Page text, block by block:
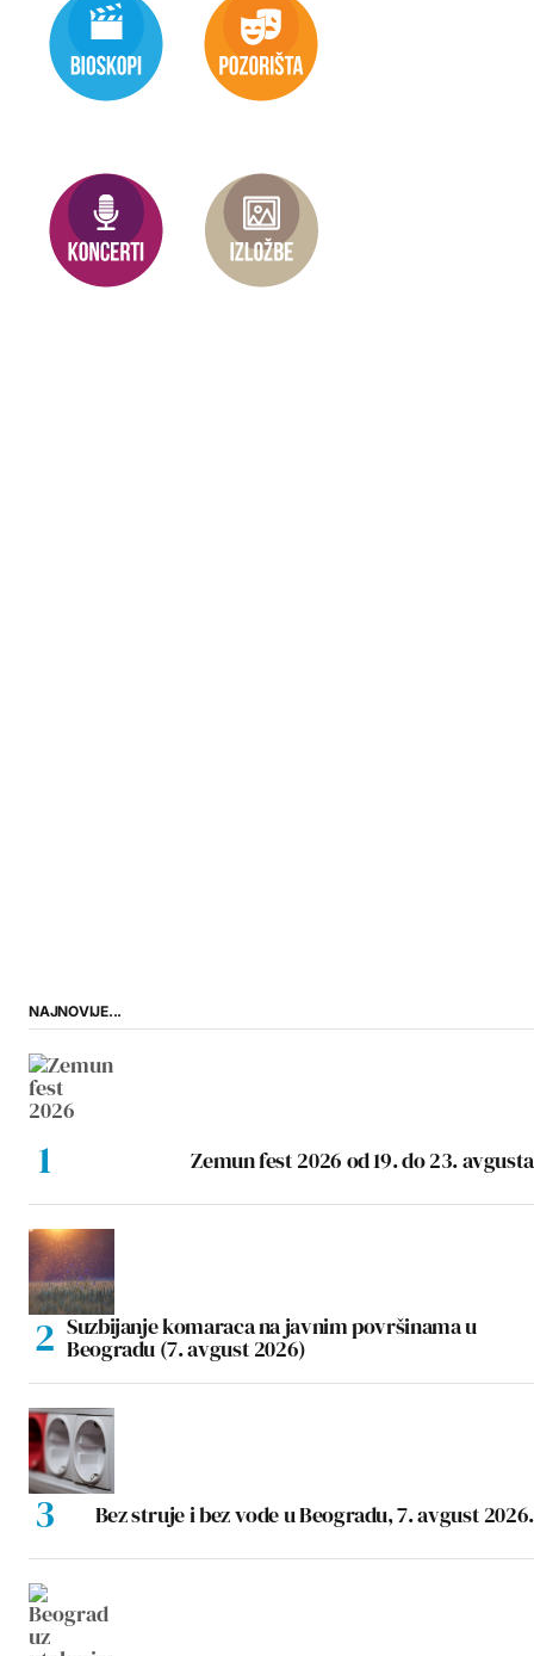
NAJNOVIJE...
Zemun fest 2026 od 19. do 23. avgusta
Suzbijanje komaraca na javnim površinama u
Beogradu (7. avgust 2026)
Bez struje i bez vode u Beogradu, 7. avgust 2026.